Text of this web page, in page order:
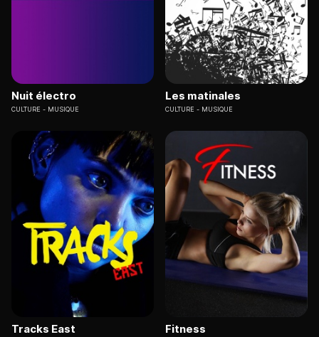
Nuit électro
CULTURE MUSIQUE
Les matinales
CULTURE MUSIQUE
Tracks East Fitness